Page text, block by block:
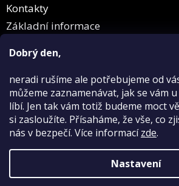
Dobrý den,
neradi rušíme ale potřebujeme od
můžeme zaznamenávat, jak se vám u
líbí. Jen tak vám totiž budeme moct
si zasloužíte. Přísaháme, že vše, co
nás v bezpečí. Více informacízde.
Nastavení
Kontakty
Základní informace